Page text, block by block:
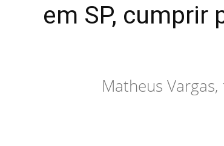
em SP, cumprir
Matheus